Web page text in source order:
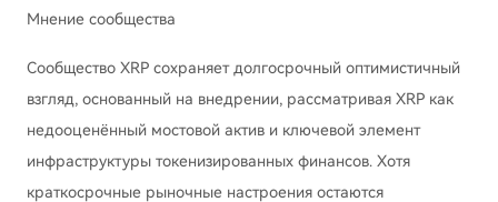
Мнение сообщества
Сообщество XRP сохраняет долгосрочный оптимистичный
взгляд, основанный на внедрении, рассматривая XRP как
недооценённый мостовой актив и ключевой элемент
инфраструктуры токенизированных финансов. Хотя
краткосрочные рыночные настроения остаются